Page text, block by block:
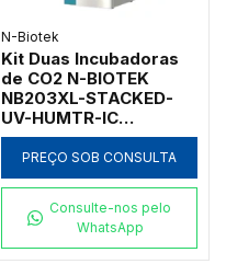
N-Biotek
Kit Duas Incubadoras
de CO2 N-BIOTEK
NB203XL-STACKED-
UV-HUMTR-IC
Empilhadas Jaqueta de
Ar 358L
PREÇO SOB CONSULTA
Consulte-nos pelo
WhatsApp